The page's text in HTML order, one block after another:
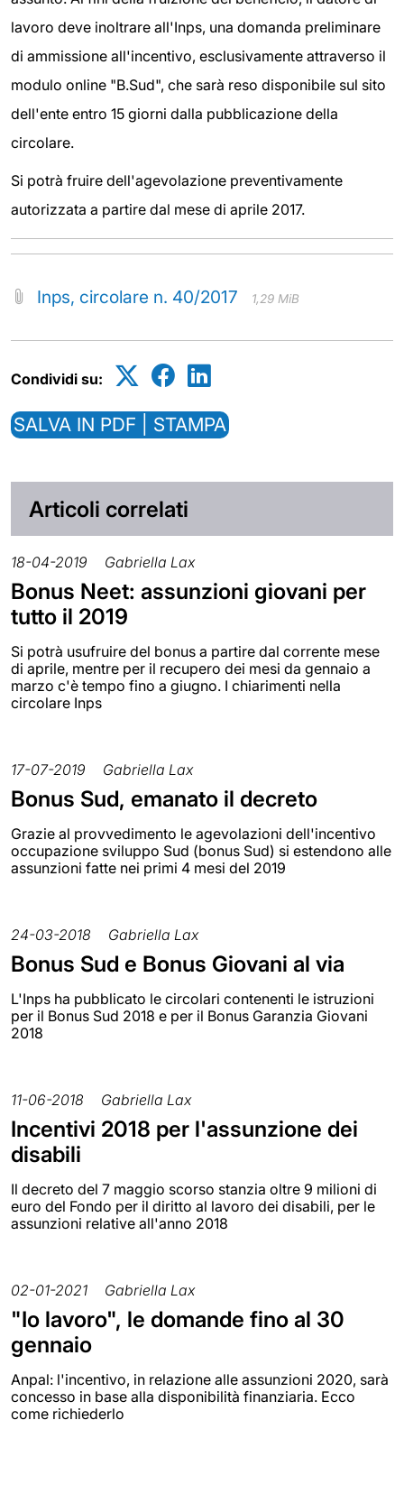
lavoro deve inoltrare all'Inps, una domanda preliminare
di ammissione all'incentivo, esclusivamente attraverso il
modulo online "B.Sud", che sarà reso disponibile sul sito
dell'ente entro 15 giorni dalla pubblicazione della
circolare.
Si potrà fruire dell'agevolazione preventivamente
autorizzata a partire dal mese di aprile 2017.
Inps, circolare n. 40/2017 1,29 MiB
Condividi su:
SALVA IN PDF | STAMPA
Articoli correlati
18-04-2019 Gabriella Lax
Bonus Neet: assunzioni giovani per
tutto il 2019
Si potrà usufruire del bonus a partire dal corrente mese
di aprile, mentre per il recupero dei mesi da gennaio a
marzo c'è tempo fino a giugno. I chiarimenti nella
circolare Inps
17-07-2019 Gabriella Lax
Bonus Sud, emanato il decreto
Grazie al provvedimento le agevolazioni dell'incentivo
occupazione sviluppo Sud (bonus Sud) si estendono alle
assunzioni fatte nei primi 4 mesi del 2019
24-03-2018 Gabriella Lax
Bonus Sud e Bonus Giovani al via
L'Inps ha pubblicato le circolari contenenti le istruzioni
per il Bonus Sud 2018 e per il Bonus Garanzia Giovani
2018
11-06-2018 Gabriella Lax
Incentivi 2018 per l'assunzione dei
disabili
Il decreto del 7 maggio scorso stanzia oltre 9 milioni di
euro del Fondo per il diritto al lavoro dei disabili, per le
assunzioni relative all'anno 2018
02-01-2021 Gabriella Lax
"Io lavoro", le domande fino al 30
gennaio
Anpal: l'incentivo, in relazione alle assunzioni 2020, sarà
concesso in base alla disponibilità finanziaria. Ecco
come richiederlo